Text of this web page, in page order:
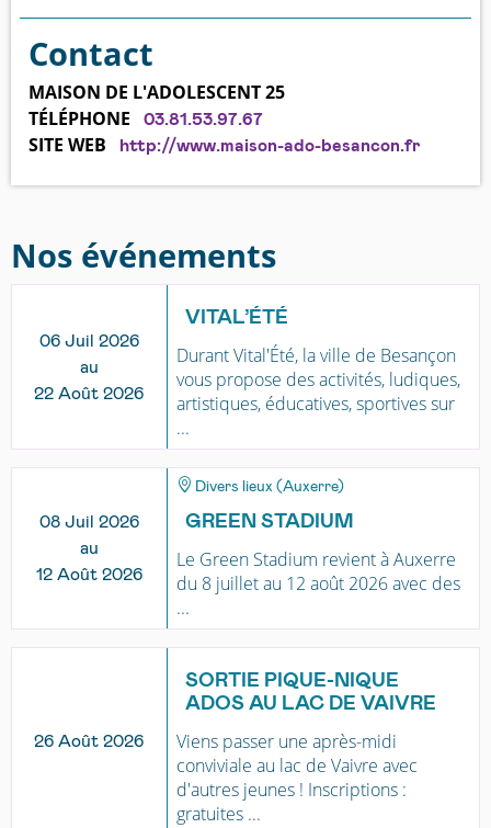
Contact
MAISON DE L'ADOLESCENT 25
TÉLÉPHONE
03.81.53.97.67
SITE WEB http://www.maison-ado-besancon.fr
Nos événements
06 Juil 2026
au
22 Août 2026
VITAL’ÉTÉ
Durant Vital'Été, la ville de Besançon
vous propose des activités, ludiques,
artistiques, éducatives, sportives sur
...
08 Juil 2026
au
12 Août 2026
Divers lieux (Auxerre)
GREEN STADIUM
Le Green Stadium revient à Auxerre
du 8 juillet au 12 août 2026 avec des
...
26 Août 2026
SORTIE PIQUE-NIQUE
ADOS AU LAC DE VAIVRE
Viens passer une après-midi
conviviale au lac de Vaivre avec
d'autres jeunes ! Inscriptions :
gratuites ...